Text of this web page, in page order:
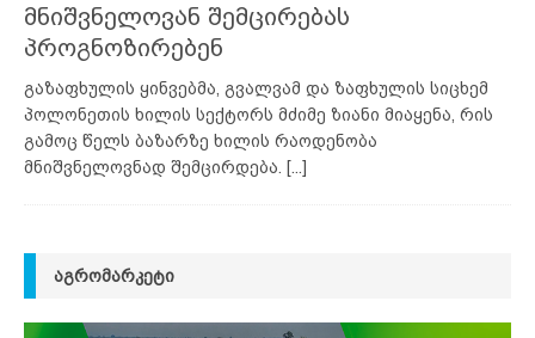
მნიშვნელოვან შემცირებას
პროგნოზირებენ
გაზაფხულის ყინვებმა, გვალვამ და ზაფხულის სიცხემ
პოლონეთის ხილის სექტორს მძიმე ზიანი მიაყენა, რის
გამოც წელს ბაზარზე ხილის რაოდენობა
მნიშვნელოვნად შემცირდება.
[...]
ᲐᲒᲠᲝᲛᲐᲠᲙᲔᲢᲘ